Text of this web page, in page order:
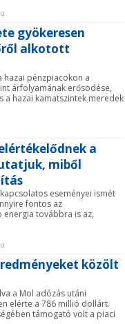
gyökeresen
alkotott
hazai pénzpiacokon a
árfolyamának erősödése,
hazai kamatszintek meredek
a
miből
eseményei ismét
fontos az
energia továbbra is az,
közölt
a Mol adózás utáni
elérte a 786 millió dollárt.
támogató volt a piaci